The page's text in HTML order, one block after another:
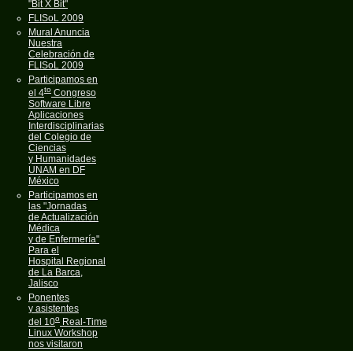
"Bit X Bit"
FLISoL 2009
Mural Anuncia
Nuestra
Celebración de
FLISoL 2009
Participamos en
el 4to Congreso
Software Libre
Aplicaciones
Interdisciplinarias
del Colegio de
Ciencias
y Humanidades
UNAM en DF
México
Participamos en
las "Jornadas
de Actualización
Médica
y de Enfermería"
Para el
Hospital Regional
de La Barca,
Jalisco
Ponentes
y asistentes
del 10o Real-Time
Linux Workshop
nos visitaron